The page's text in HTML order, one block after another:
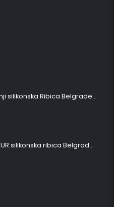
Šetač HOLO srednji silikonska Ribica Belgrade Walker
Šetač srednji NATUR silikonska ribica Belgrade Walker